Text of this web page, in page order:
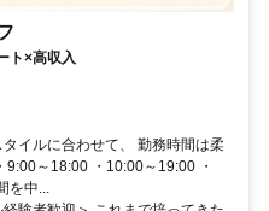
ト×高収入
イルに合わせて、 勤務時間は柔
～18:00 ・10:00～19:00 ・
を中...